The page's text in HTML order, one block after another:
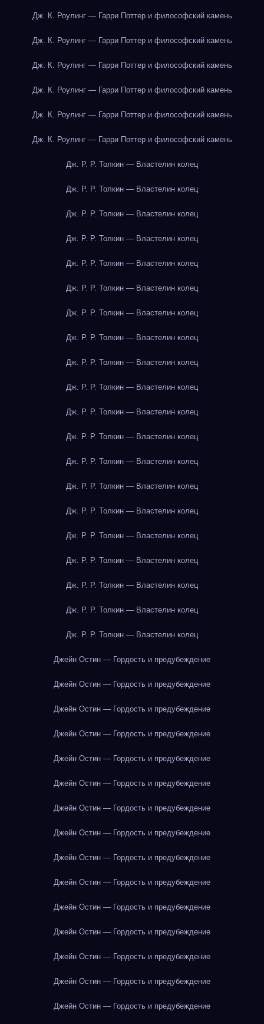
Дж. К. Роулинг — Гарри Поттер и философский камень
Дж. К. Роулинг — Гарри Поттер и философский камень
Дж. К. Роулинг — Гарри Поттер и философский камень
Дж. К. Роулинг — Гарри Поттер и философский камень
Дж. К. Роулинг — Гарри Поттер и философский камень
Дж. К. Роулинг — Гарри Поттер и философский камень
Дж. Р. Р. Толкин — Властелин колец
Дж. Р. Р. Толкин — Властелин колец
Дж. Р. Р. Толкин — Властелин колец
Дж. Р. Р. Толкин — Властелин колец
Дж. Р. Р. Толкин — Властелин колец
Дж. Р. Р. Толкин — Властелин колец
Дж. Р. Р. Толкин — Властелин колец
Дж. Р. Р. Толкин — Властелин колец
Дж. Р. Р. Толкин — Властелин колец
Дж. Р. Р. Толкин — Властелин колец
Дж. Р. Р. Толкин — Властелин колец
Дж. Р. Р. Толкин — Властелин колец
Дж. Р. Р. Толкин — Властелин колец
Дж. Р. Р. Толкин — Властелин колец
Дж. Р. Р. Толкин — Властелин колец
Дж. Р. Р. Толкин — Властелин колец
Дж. Р. Р. Толкин — Властелин колец
Дж. Р. Р. Толкин — Властелин колец
Дж. Р. Р. Толкин — Властелин колец
Дж. Р. Р. Толкин — Властелин колец
Джейн Остин — Гордость и предубеждение
Джейн Остин — Гордость и предубеждение
Джейн Остин — Гордость и предубеждение
Джейн Остин — Гордость и предубеждение
Джейн Остин — Гордость и предубеждение
Джейн Остин — Гордость и предубеждение
Джейн Остин — Гордость и предубеждение
Джейн Остин — Гордость и предубеждение
Джейн Остин — Гордость и предубеждение
Джейн Остин — Гордость и предубеждение
Джейн Остин — Гордость и предубеждение
Джейн Остин — Гордость и предубеждение
Джейн Остин — Гордость и предубеждение
Джейн Остин — Гордость и предубеждение
Джейн Остин — Гордость и предубеждение